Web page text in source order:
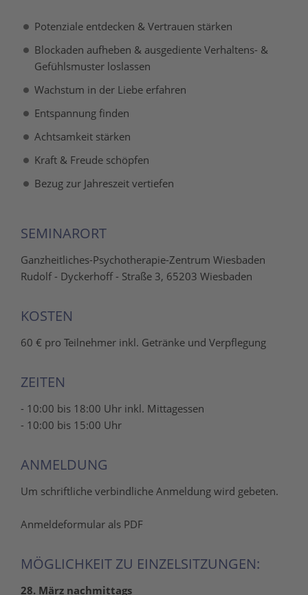
Potenziale entdecken & Vertrauen stärken
Blockaden aufheben & ausgediente Verhaltens- &
Gefühlsmuster loslassen
Wachstum in der Liebe erfahren
Entspannung finden
Achtsamkeit stärken
Kraft & Freude schöpfen
Bezug zur Jahreszeit vertiefen
SEMINARORT
Ganzheitliches-Psychotherapie-Zentrum Wiesbaden
Rudolf - Dyckerhoff - Straße 3, 65203 Wiesbaden
KOSTEN
60 € pro Teilnehmer inkl. Getränke und Verpflegung
ZEITEN
- 10:00 bis 18:00 Uhr inkl. Mittagessen
- 10:00 bis 15:00 Uhr
ANMELDUNG
Um schriftliche verbindliche Anmeldung wird gebeten.
Anmeldeformular als PDF
MÖGLICHKEIT ZU EINZELSITZUNGEN:
28. März nachmittags